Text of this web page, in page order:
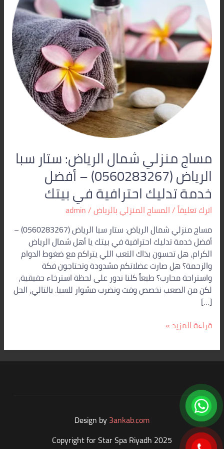
مساج منزلي شمال الرياض: ستار سبا
الرياض (0560283267) – أفضل
خدمة تدليك احترافية في بيتك
اترك تعليقاً/المساج المنزلي بالرياض/
admin
مساج منزلي شمال الرياض: ستار سبا الرياض (0560283267) –
أفضل خدمة تدليك احترافية في بيتك يا أهل شمال الرياض
الكرام، هل تحسون بذاك التعب اللي يتراكم مع ضغوط الدوام
والزحمة؟ هل صارت عضلاتكم مشدودة وتحتاجون فكة
واستراحة محارب؟ طبعاً كلنا ندور على لحظة استرخاء حقيقية،
لكن من الصعب نخصص وقت ونضرب مشوار للسبا. بالتالي، الحل
[…]
الرياض
(0560283267)
–
أفضل
خدمة
تدليك
احترافية
قراءة المزيد »
Design by3ankab.com
Copyright for Star Spa Riyadh 2025